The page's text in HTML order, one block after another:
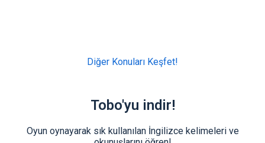
Diğer Konuları Keşfet!
Tobo'yu indir!
Oyun oynayarak sık kullanılan İngilizce kelimeleri ve